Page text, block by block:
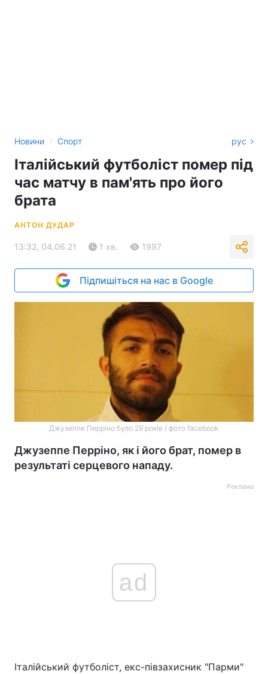
Новини › Спорт рус
Італійський футболіст помер під
час матчу в пам'ять про його
брата
АНТОН ДУДАР
13:32, 04.06.21 1 хв. 1997
Підпишіться на нас в Google
Джузеппе Перріно було 29 років / фото faсebook
Джузеппе Перріно, як і його брат, помер в
результаті серцевого нападу.
Реклама
ad
Італійський футболіст, екс-півзахисник "Парми"